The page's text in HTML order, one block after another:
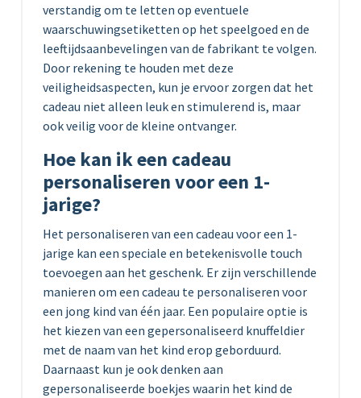
verstandig om te letten op eventuele
waarschuwingsetiketten op het speelgoed en de
leeftijdsaanbevelingen van de fabrikant te volgen.
Door rekening te houden met deze
veiligheidsaspecten, kun je ervoor zorgen dat het
cadeau niet alleen leuk en stimulerend is, maar
ook veilig voor de kleine ontvanger.
Hoe kan ik een cadeau
personaliseren voor een 1-
jarige?
Het personaliseren van een cadeau voor een 1-
jarige kan een speciale en betekenisvolle touch
toevoegen aan het geschenk. Er zijn verschillende
manieren om een cadeau te personaliseren voor
een jong kind van één jaar. Een populaire optie is
het kiezen van een gepersonaliseerd knuffeldier
met de naam van het kind erop geborduurd.
Daarnaast kun je ook denken aan
gepersonaliseerde boekjes waarin het kind de